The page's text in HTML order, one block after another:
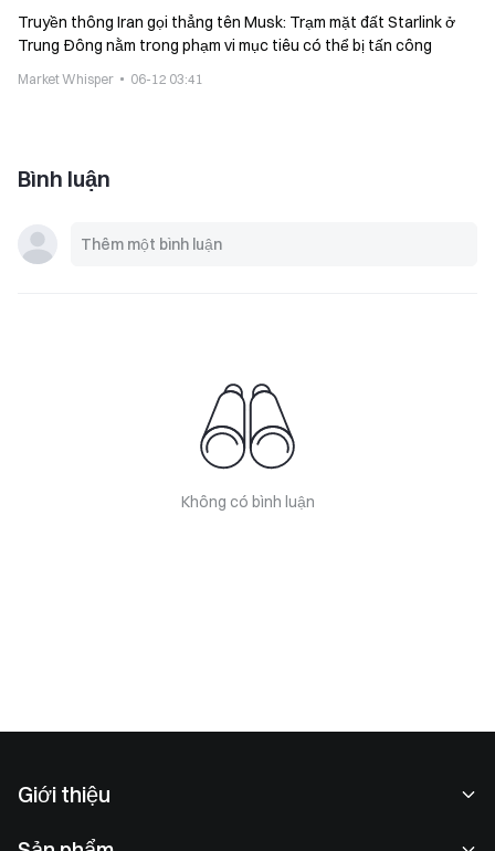
Truyền thông Iran gọi thẳng tên Musk: Trạm mặt đất Starlink ở
Trung Đông nằm trong phạm vi mục tiêu có thể bị tấn công
Market Whisper 06-12 03:41
Bình luận
Không có bình luận
Giới thiệu